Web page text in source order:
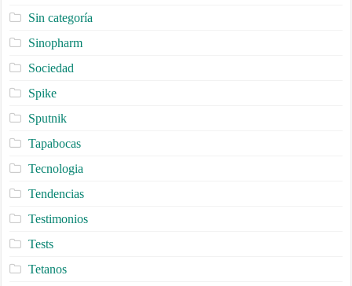
Sin categoría
Sinopharm
Sociedad
Spike
Sputnik
Tapabocas
Tecnologia
Tendencias
Testimonios
Tests
Tetanos